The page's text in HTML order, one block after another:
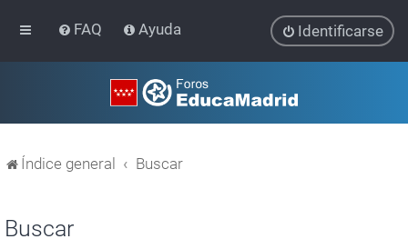
FAQ Ayuda Identificarse
Índice general Buscar
Buscar